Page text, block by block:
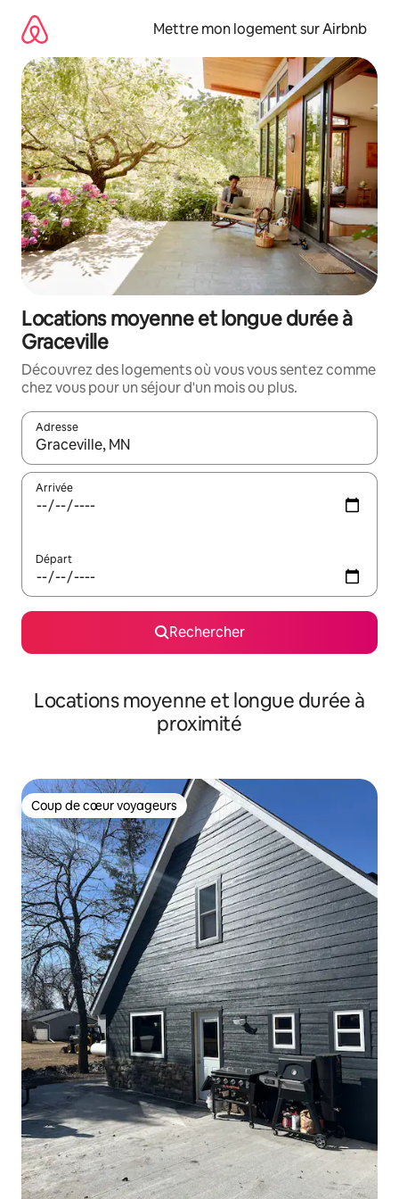
directement
contenu
Mettre mon logement sur Airbnb
Locations moyenne et longue durée à
Graceville
Découvrez des logements où vous vous sentez comme
chez vous pour un séjour d'un mois ou plus.
Adresse
Lorsque les résultats s'affichent, utilisez les flèches vers le
Arrivée
Départ
Rechercher
Locations moyenne et longue durée à
proximité
Coup de cœur voyageurs
Coup de cœur voyageurs